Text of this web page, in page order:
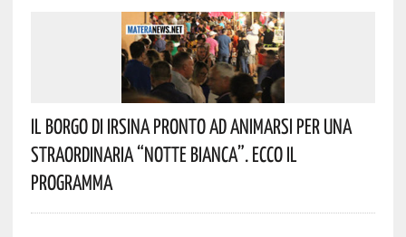
Il Borgo Di Irsina Pronto Ad Animarsi Per Una
Straordinaria “Notte Bianca”. Ecco Il
Programma